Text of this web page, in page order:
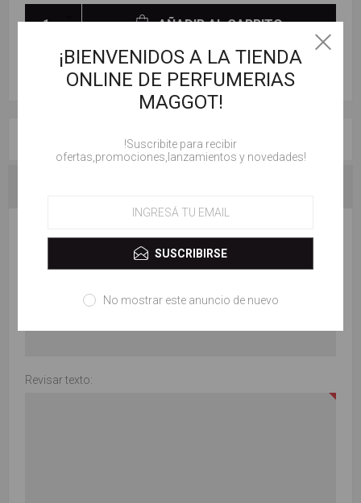
AÑADIR AL CARRITO
RESEÑAS
Solo los usuarios registrados pueden escribir comentarios
Título de la revisión:
Revisar texto:
¡BIENVENIDOS A LA TIENDA
ONLINE DE PERFUMERIAS
MAGGOT!
!Suscribite para recibir
ofertas,promociones,lanzamientos y novedades!
SUSCRIBIRSE
No mostrar este anuncio de nuevo